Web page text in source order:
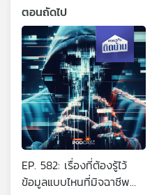
ตอนถัดไป
EP. 582: เรื่องที่ต้องรู้ไว้
ข้อมูลแบบไหนที่มิจฉาชีพ